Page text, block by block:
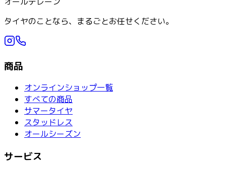
タイヤのことなら、まるごとお任せください。
商品
オンラインショップ一覧
すべての商品
サマータイヤ
スタッドレス
オールシーズン
サービス